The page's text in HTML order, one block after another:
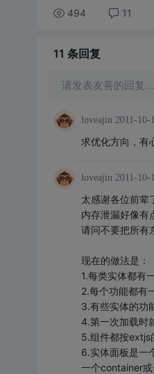
494 11
11 条回复
请发表友善的回复…
loveajin 2011-10-
求优化方向，有
loveajin 2011-10-
太感谢各位前辈
内存泄漏好像有
请问不要把所有
现在的做法是：
1.每类实体都有
2.每个功能都有
3.有些实体的功
4.第一次加载时
5.组件都按extjs
6.实体面板是一
一个container